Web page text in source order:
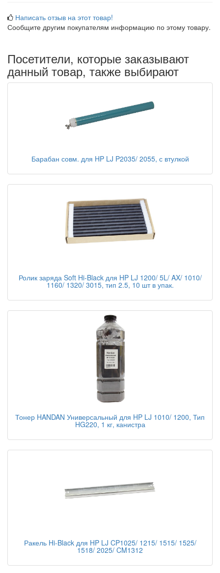
Написать отзыв на этот товар!
Сообщите другим покупателям информацию по этому товару.
Посетители, которые заказывают
данный товар, также выбирают
Барабан совм. для HP LJ P2035/ 2055, с втулкой
Ролик заряда Soft Hi-Black для HP LJ 1200/ 5L/ AX/ 1010/
1160/ 1320/ 3015, тип 2.5, 10 шт в упак.
Тонер HANDAN Универсальный для HP LJ 1010/ 1200, Тип
HG220, 1 кг, канистра
Ракель Hi-Black для HP LJ CP1025/ 1215/ 1515/ 1525/
1518/ 2025/ CM1312